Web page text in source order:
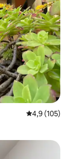
Évaluation
4,9 (105)